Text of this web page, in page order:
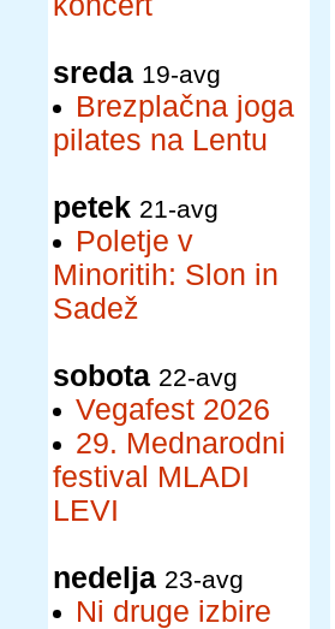
sreda 19-avg
Brezplačna joga
pilates na Lentu
petek 21-avg
Poletje v
Minoritih: Slon in
Sadež
sobota 22-avg
Vegafest 2026
29. Mednarodni
festival MLADI
LEVI
nedelja 23-avg
Ni druge izbire